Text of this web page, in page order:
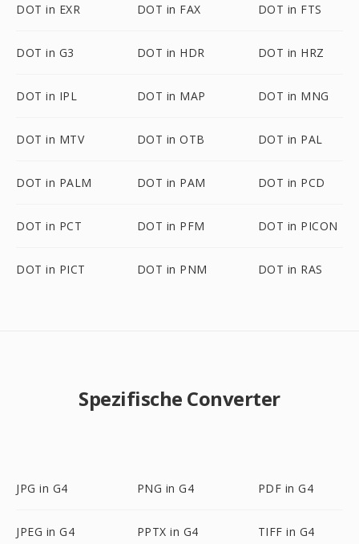
DOT in EXR DOT in FAX DOT in FTS
DOT in G3 DOT in HDR DOT in HRZ
DOT in IPL DOT in MAP DOT in MNG
DOT in MTV DOT in OTB DOT in PAL
DOT in PALM DOT in PAM DOT in PCD
DOT in PCT DOT in PFM DOT in PICON
DOT in PICT DOT in PNM DOT in RAS
Spezifische Converter
JPG in G4 PNG in G4 PDF in G4
JPEG in G4 PPTX in G4 TIFF in G4